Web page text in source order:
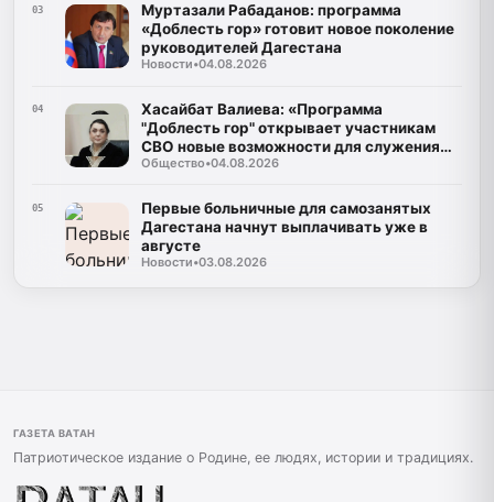
03
Муртазали Рабаданов: программа
«Доблесть гор» готовит новое поколение
руководителей Дагестана
Новости•04.08.2026
04
Хасайбат Валиева: «Программа
"Доблесть гор" открывает участникам
СВО новые возможности для служения
Дагестану»
Общество•04.08.2026
05
Первые больничные для самозанятых
Дагестана начнут выплачивать уже в
августе
Новости•03.08.2026
ГАЗЕТА ВАТАН
Патриотическое издание о Родине, ее людях, истории и традициях.